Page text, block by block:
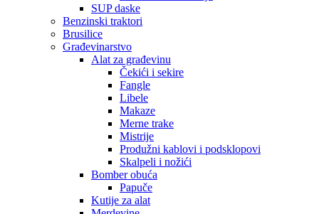
SUP daske
Benzinski traktori
Brusilice
Građevinarstvo
Alat za građevinu
Čekići i sekire
Fangle
Libele
Makaze
Merne trake
Mistrije
Produžni kablovi i podsklopovi
Skalpeli i nožići
Bomber obuća
Papuče
Kutije za alat